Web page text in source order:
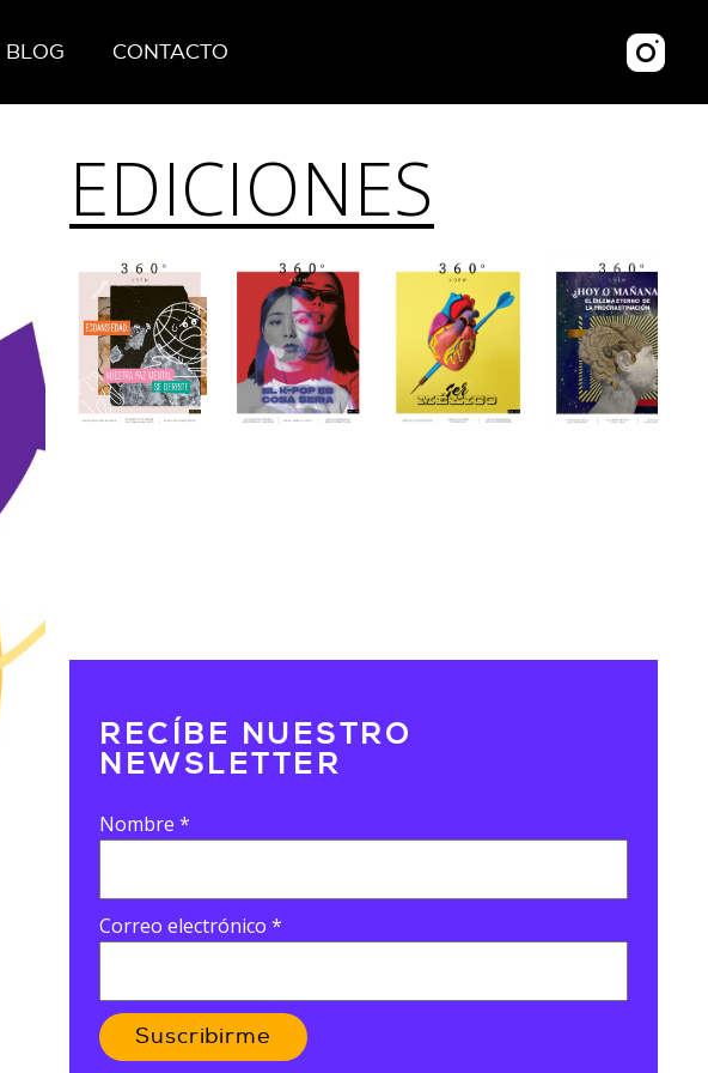
BLOG CONTACTO
EDICIONES
RECÍBE NUESTRO
NEWSLETTER
Nombre *
Correo electrónico *
Suscribirme